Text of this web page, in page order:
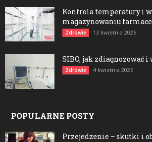
Kontrola temperatury i
magazynowaniu
Zdrowie 13 kwietnia 2026
SIBO, jak zdiagnozować i
Zdrowie 4 kwietnia 2026
POPULARNE POSTY
Przejedzenie – skutki i